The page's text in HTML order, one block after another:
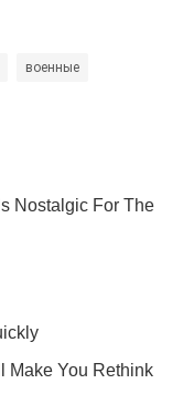
военные